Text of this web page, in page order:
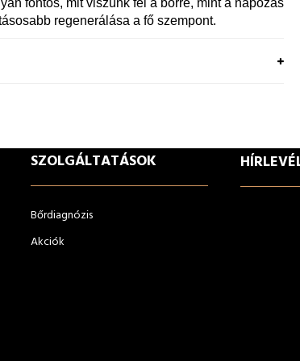
fontos, mit viszünk fel a bőrre, mint a napozás
regenerálása a fő szempont.
SZOLGÁLTATÁSOK
Bőrdiagnózis
Akciók